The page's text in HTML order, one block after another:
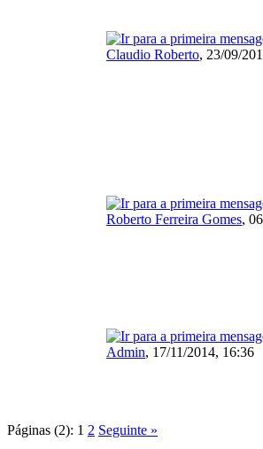
Claudio Roberto, 23/09/
Roberto Ferreira Gomes,
Admin, 17/11/2014, 16:36
Páginas (2): 1 2 Seguinte »